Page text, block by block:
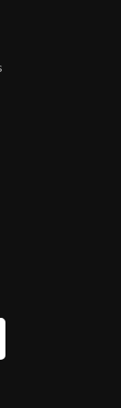
del portafolio